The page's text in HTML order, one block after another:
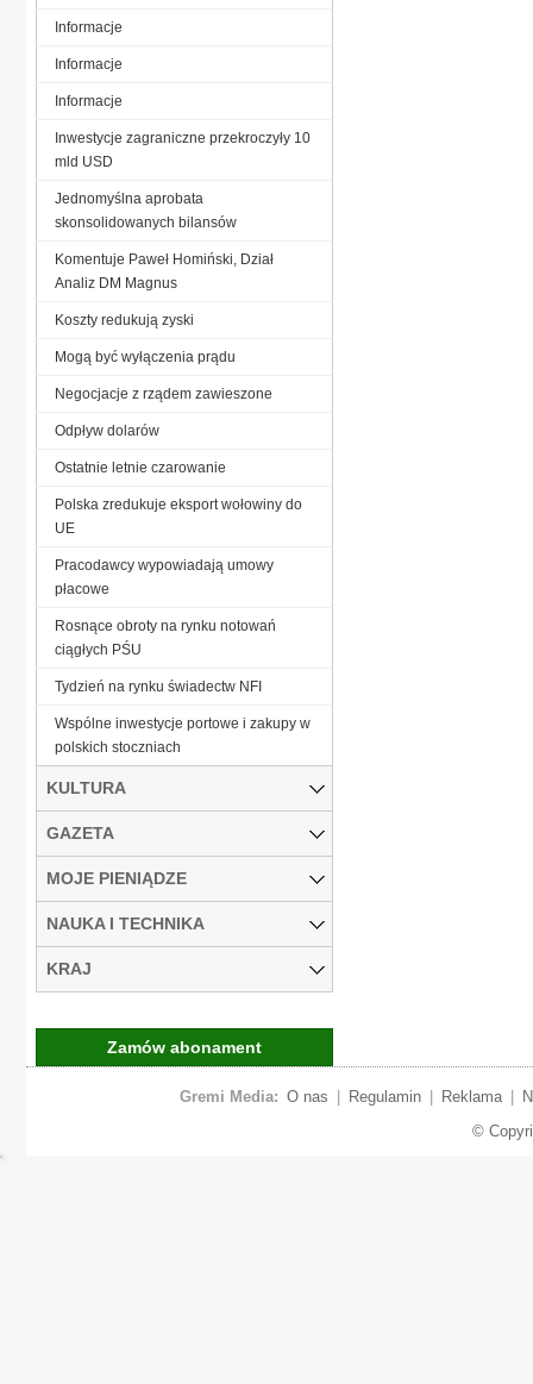
Informacje
Informacje
Informacje
Inwestycje zagraniczne przekroczyły 10
mld USD
Jednomyślna aprobata
skonsolidowanych bilansów
Komentuje Paweł Homiński, Dział
Analiz DM Magnus
Koszty redukują zyski
Mogą być wyłączenia prądu
Negocjacje z rządem zawieszone
Odpływ dolarów
Ostatnie letnie czarowanie
Polska zredukuje eksport wołowiny do
UE
Pracodawcy wypowiadają umowy
płacowe
Rosnące obroty na rynku notowań
ciągłych PŚU
Tydzień na rynku świadectw NFI
Wspólne inwestycje portowe i zakupy w
polskich stoczniach
KULTURA
GAZETA
MOJE PIENIĄDZE
NAUKA I TECHNIKA
KRAJ
Zamów abonament
Gremi Media: O nas Regulamin Reklama
©